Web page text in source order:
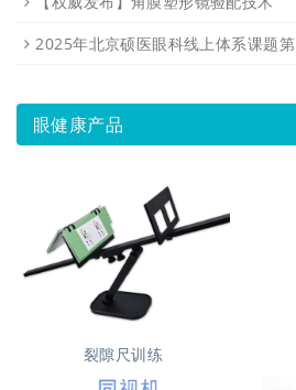
2025年北京硕医眼科线上体系课题第
眼健康产品
裂隙尺训练